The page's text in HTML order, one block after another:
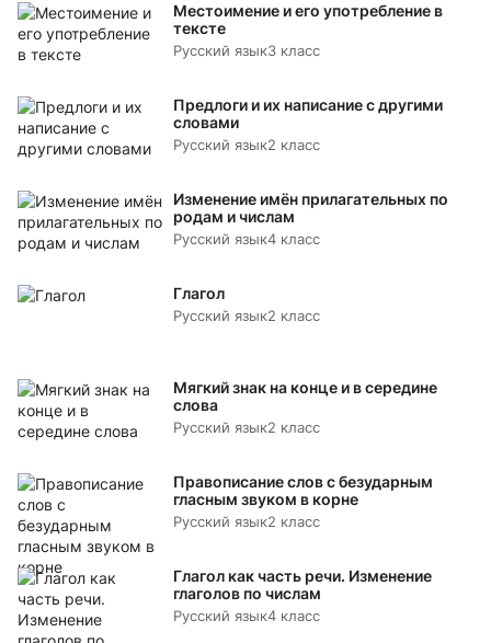
Местоимение и его употребление в
тексте
Русский язык3 класс
Предлоги и их написание с другими
словами
Русский язык2 класс
Изменение имён прилагательных по
родам и числам
Русский язык4 класс
Глагол
Русский язык2 класс
Мягкий знак на конце и в середине
слова
Русский язык2 класс
Правописание слов с безударным
гласным звуком в корне
Русский язык2 класс
Глагол как часть речи. Изменение
глаголов по числам
Русский язык4 класс